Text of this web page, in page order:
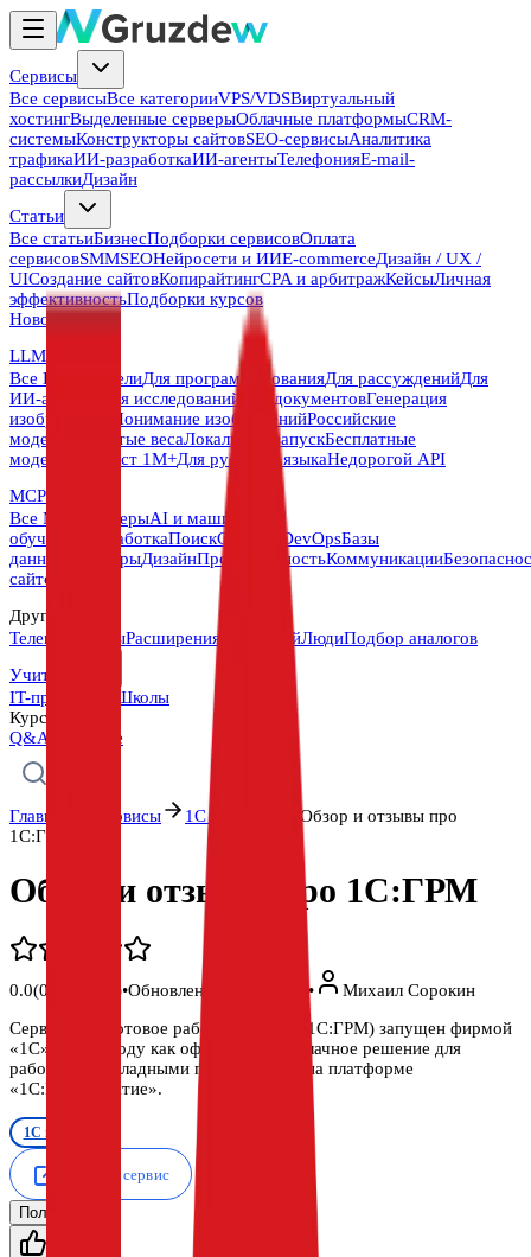
Сервисы
Все сервисыВсе категорииVPS/VDSВиртуальный
хостингВыделенные серверыОблачные платформыCRM-
системыКонструкторы сайтовSEO-сервисыАналитика
трафикаИИ-разработкаИИ-агентыТелефонияE-mail-
рассылкиДизайн
Статьи
Все статьиБизнесПодборки сервисовОплата
сервисовSMMSEOНейросети и ИИE-commerceДизайн / UX /
UIСоздание сайтовКопирайтингCPA и арбитражКейсыЛичная
эффективностьПодборки курсов
Новости
LLMs
Все LLM-моделиДля программированияДля рассужденийДля
ИИ-агентов
Для исследований Для документовГенерация
изображений
Понимание изображенийРоссийские
модели
Открытые весаЛокальный запускБесплатные
модели
Контекст 1M+Для русского языкаНедорогой API
MCP
Все MCP-серверыAI и машинное
обучение
РазработкаПоискCloud и DevOpsБазы
данных
БраузерыДизайнПродуктивностьКоммуникации
сайтов
Другое
Телеграм-ботыРасширения ГлоссарийЛюдиПодбор аналогов
Учиться
IT-профессии
Школы
Курсы
Q&A
Полезное
Главная Сервисы 1С в облаке
Обзор и отзывы про
1С:ГРМ
Обзор и отзывы про 1С:ГРМ
0.0(0 отзывов)•Обновлено: •
Михаил Сорокин
Сервис «1С:Готовое рабочее место» (1С:ГРМ) запущен фирмой
«1С» в 2013 году как официальное облачное решение для
работы с прикладными программами на платформе
«1С:Предприятие».
1С в облаке
Открыть сервис
Пользуюсь